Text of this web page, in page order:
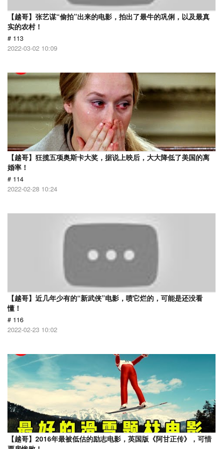
【越哥】张艺谋“偷拍”出来的电影，拍出了最牛的巩俐，以及最真
实的农村！
# 113
2022-03-02 10:09
【越哥】狂揽五项奥斯卡大奖，据说上映后，大大降低了美国的离
婚率！
# 114
2022-02-28 10:24
【越哥】近几年少有的“新武侠”电影，喷它烂的，可能是还没看
懂！
# 116
2022-02-23 10:02
【越哥】2016年最被低估的励志电影，英国版《阿甘正传》，可惜